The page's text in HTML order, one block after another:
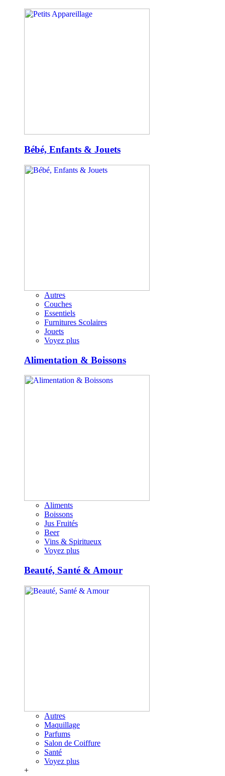
Bébé, Enfants & Jouets
Autres
Couches
Essentiels
Furnitures Scolaires
Jouets
Voyez plus
Alimentation & Boissons
Aliments
Boissons
Jus Fruités
Beer
Vins & Spiritueux
Voyez plus
Beauté, Santé & Amour
Autres
Maquillage
Parfums
Salon de Coiffure
Santé
Voyez plus
+